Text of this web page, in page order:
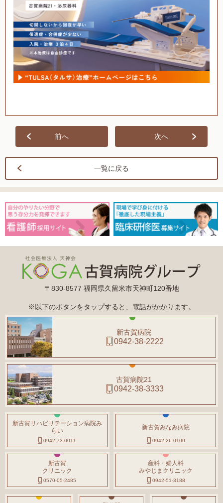
前へ 次へ
一覧に戻る
〒830-8577 福岡県久留米市天神町120番地
※以下のボタンをタップすると、電話がかかります。
新古賀病院
0942-38-2222
古賀病院21
0942-38-3333
新古賀リハビリテーション病院み
らい
0942-73-0011
新古賀みなみ病院
0942-26-0100
新古賀
クリニック
0570-05-2485
産科・婦人科
みやじまクリニック
0942-51-3188